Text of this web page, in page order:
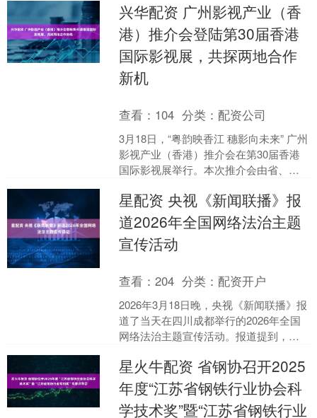
仍暗藏一条活跃的征信“....
兴华配资 广州影视产业（香
港）推介会登陆第30届香港
国际影视展，共探两地合作
新机
查看： 104 分类：配资公司
3月18日，“粤韵映香江 穗影向未来” 广州
影视产业（香港）推介会在第30届香港
国际影视展举行。本次推介会由省、市
建设发展机遇....
星配资 央视《新闻联播》报
道2026年全国网络法治主题
宣传活动
查看：204 分类：配资开户
2026年3月18日晚，央视《新闻联播》报
道了当天在四川成都举行的2026年全国
网络法治主题宣传活动。报道提到，由
年“E法同....
星火牛配资 省钢协召开2025
年度“江苏省钢铁行业协会科
学技术奖”暨“江苏省钢铁行业